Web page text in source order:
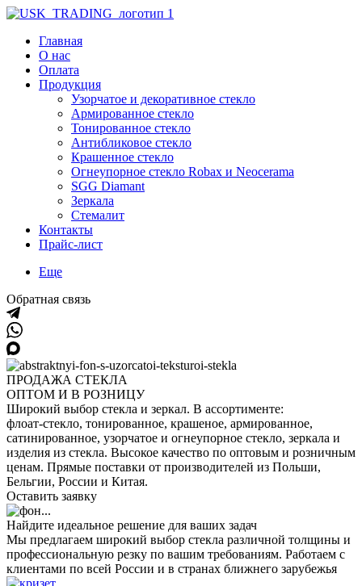
Главная
О нас
Оплата
Продукция
Узорчатое и декоративное стекло
Армированное стекло
Тонированное стекло
Антибликовое стекло
Крашенное стекло
Огнеупорное стекло Robax и Neocerama
SGG Diamant
Зеркала
Стемалит
Контакты
Прайс-лист
Еще
Обратная связь
ПРОДАЖА СТЕКЛА
ОПТОМ И В РОЗНИЦУ
Широкий выбор стекла и зеркал. В ассортименте:
флоат-стекло, тонированное, крашеное, армированное,
сатинированное, узорчатое и огнеупорное стекло, зеркала и
изделия из стекла. Высокое качество по оптовым и розничным
ценам. Прямые поставки от производителей из Польши,
Бельгии, России и Китая.
Оставить заявку
Найдите идеальное решение для ваших задач
Мы предлагаем широкий выбор стекла различной толщины и
профессиональную резку по вашим требованиям. Работаем с
клиентами по всей России и в странах ближнего зарубежья